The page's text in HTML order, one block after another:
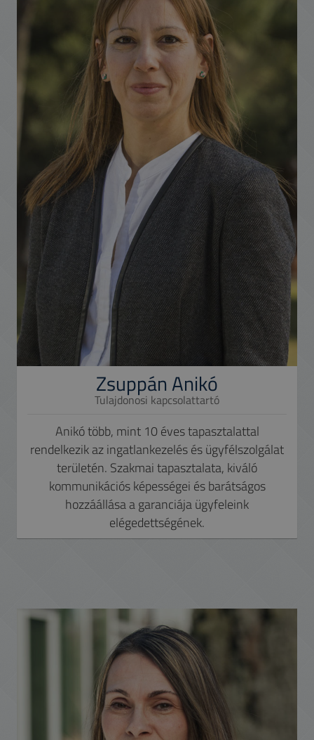
Zsuppán Anikó
Tulajdonosi kapcsolattartó
Anikó több, mint 10 éves tapasztalattal
rendelkezik az ingatlankezelés és ügyfélszolgálat
területén. Szakmai tapasztalata, kiváló
kommunikációs képességei és barátságos
hozzáállása a garanciája ügyfeleink
elégedettségének.